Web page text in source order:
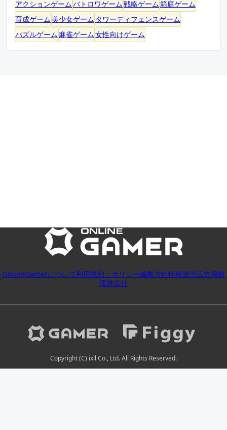
アクションゲームバトロワゲーム戦略ゲーム箱庭ゲーム
育成ゲーム 美少女ゲーム タワーディフェンスゲーム
パズルゲーム 麻雀ゲーム女性向けゲーム
OnlineGamerについて利用規約・ポリシー編集方針情報提供広告掲載
運営会社
Copyright (C) ixll Co., Ltd. All Rights Reserved.